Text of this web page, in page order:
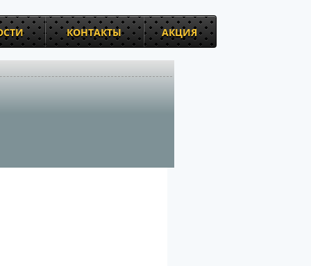
КОНТАКТЫ АКЦИЯ